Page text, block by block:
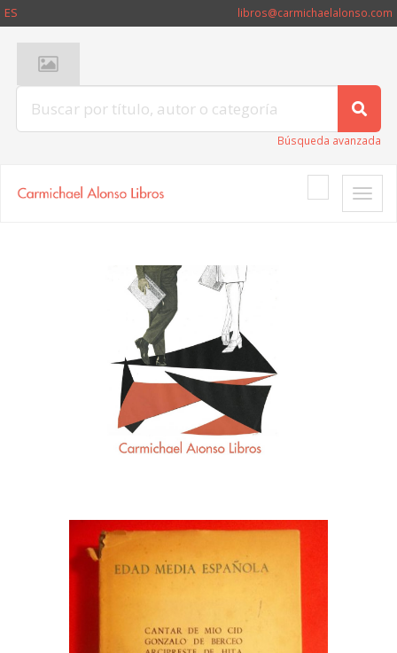
ES libros@carmichaelalonso.com
Búsqueda avanzada
Toggle